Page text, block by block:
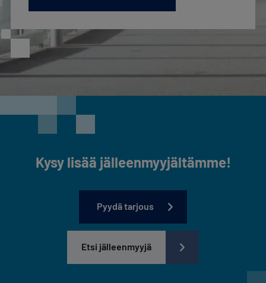
Kysy lisää jälleenmyyjältämme!
Pyydä tarjous
Etsi jälleenmyyjä